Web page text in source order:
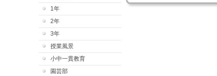
1年
2年
3年
授業風景
小中一貫教育
園芸部